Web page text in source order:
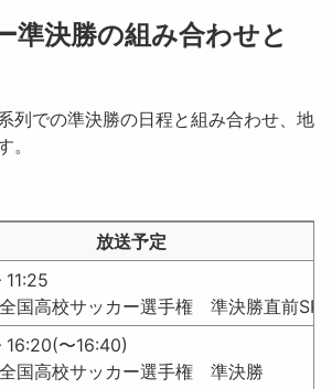
準決勝の組み合わせと
列での準決勝の日程と組み合わせ、地
。
放送予定
11:25
国高校サッカー選手権 準決勝直前SP
16:20(〜16:40)
国高校サッカー選手権 準決勝